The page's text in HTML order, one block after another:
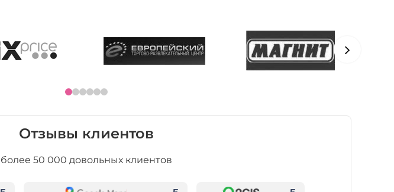
Отзывы клиентов
более 50 000 довольных клиентов